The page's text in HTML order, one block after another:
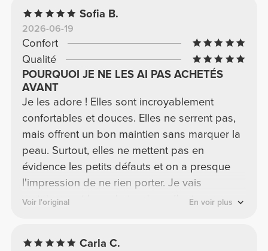
Sofia B.
2026-06-19
Confort
Qualité
POURQUOI JE NE LES AI PAS ACHETÉS
AVANT
Je les adore ! Elles sont incroyablement
confortables et douces. Elles ne serrent pas,
mais offrent un bon maintien sans marquer la
peau. Surtout, elles ne mettent pas en
évidence les petits défauts et on a presque
l'impression de ne rien porter. Je vais
certainement les acheter dans d'autres
Voir l'original En voir plus
Carla C.